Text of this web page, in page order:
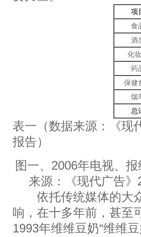
项
食
酒
化
药
保健
烟
总
表一（数据来源：《现
报告）
图一、2006年电视、
来源：《现代广告
依托传统媒体的大众
响，在十多年前，甚至
1993年维维豆奶“维维